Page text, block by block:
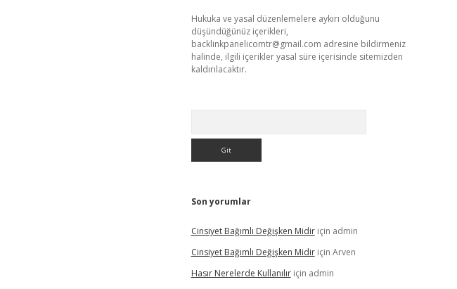
Hukuka ve yasal düzenlemelere aykırı olduğunu
düşündüğünüz içerikleri,
backlinkpanelicomtr@gmail.com adresine bildirmeniz
halinde, ilgili içerikler yasal süre içerisinde sitemizden
kaldırılacaktır.
Son yorumlar
Cinsiyet Bağımlı Değişken Midiriçin admin
Cinsiyet Bağımlı Değişken Midiriçin Arven
Hasır Nerelerde Kullanılıriçin admin